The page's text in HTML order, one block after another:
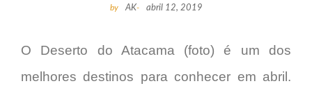
by AK- abril 12, 2019
O Deserto do Atacama (foto) é um dos
melhores destinos para conhecer em abril.